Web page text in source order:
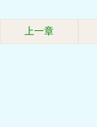
上一章